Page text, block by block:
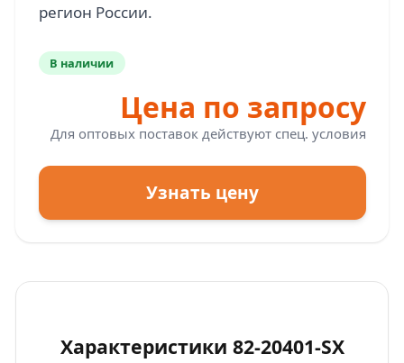
В наличии
Цена по запросу
Для оптовых поставок действуют спец. условия
Узнать цену
Характеристики 82-20401-SX